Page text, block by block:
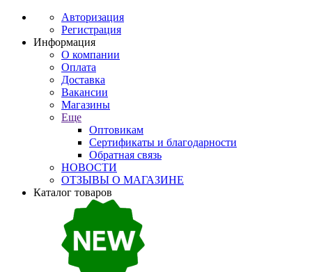
Авторизация
Регистрация
Информация
О компании
Оплата
Доставка
Вакансии
Магазины
Еще
Оптовикам
Сертификаты и благодарности
Обратная связь
НОВОСТИ
ОТЗЫВЫ О МАГАЗИНЕ
Каталог товаров